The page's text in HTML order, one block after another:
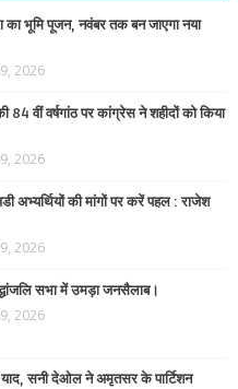
का भूमि पूजन, नवंबर तक बन जाएगा नया
2026
वीं वर्षगांठ पर कांग्रेस ने शहीदों को किया
2026
अभ्यर्थियों की मांगों पर करें पहल : राजेश
2026
सभा में उमड़ा जनसैलाब।
2026
याद, सनी देओल ने अमृतसर के पार्टिशन